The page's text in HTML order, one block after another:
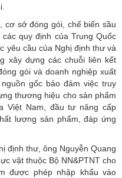
cơ sở đóng gói, chế biến sầu
quy định của Trung Quốc
yêu cầu của Nghị định thư và
xây dựng các chuỗi liên kết
gói và doanh nghiệp xuất
gốc bảo đảm việc truy
thương hiệu cho sản phẩm
Việt Nam, đầu tư nâng cấp
lượng sản phẩm, đáp ứng
định thư, ông Nguyễn Quang
vật thuộc Bộ NN&PTNT cho
được phép nhập khẩu vào